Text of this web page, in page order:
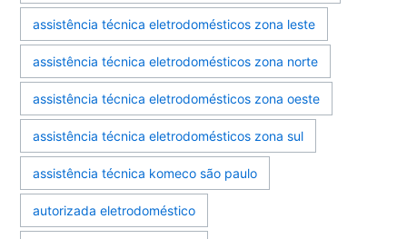
assistência técnica eletrodomésticos zona leste
assistência técnica eletrodomésticos zona norte
assistência técnica eletrodomésticos zona oeste
assistência técnica eletrodomésticos zona sul
assistência técnica komeco são paulo
autorizada eletrodoméstico